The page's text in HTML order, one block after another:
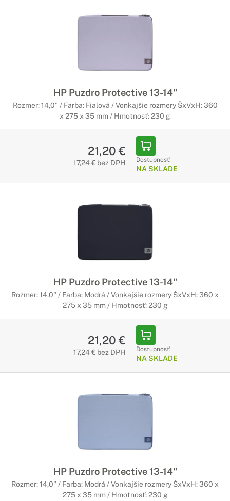
HP Puzdro Protective 13-14"
Rozmer: 14,0" / Farba: Fialová / Vonkajšie rozmery ŠxVxH: 360
x 275 x 35 mm / Hmotnosť: 230 g
21,20 €
17,24 € bez DPH Dostupnosť:
NA SKLADE
HP Puzdro Protective 13-14"
Rozmer: 14,0" / Farba: Modrá / Vonkajšie rozmery ŠxVxH: 360 x
275 x 35 mm / Hmotnosť: 230 g
21,20 €
17,24 € bez DPH Dostupnosť:
NA SKLADE
HP Puzdro Protective 13-14"
Rozmer: 14,0" / Farba: Modrá / Vonkajšie rozmery ŠxVxH: 360 x
275 x 35 mm / Hmotnosť: 230 g